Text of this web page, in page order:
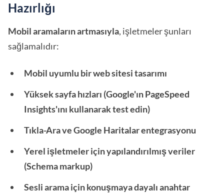
Hazırlığı
Mobil aramaların artmasıyla, işletmeler şunları
sağlamalıdır:
Mobil uyumlu bir web sitesi tasarımı
Yüksek sayfa hızları (Google'ın PageSpeed
Insights'ını kullanarak test edin)
Tıkla-Ara ve Google Haritalar entegrasyonu
Yerel işletmeler için yapılandırılmış veriler
(Schema markup)
Sesli arama için konuşmaya dayalı anahtar